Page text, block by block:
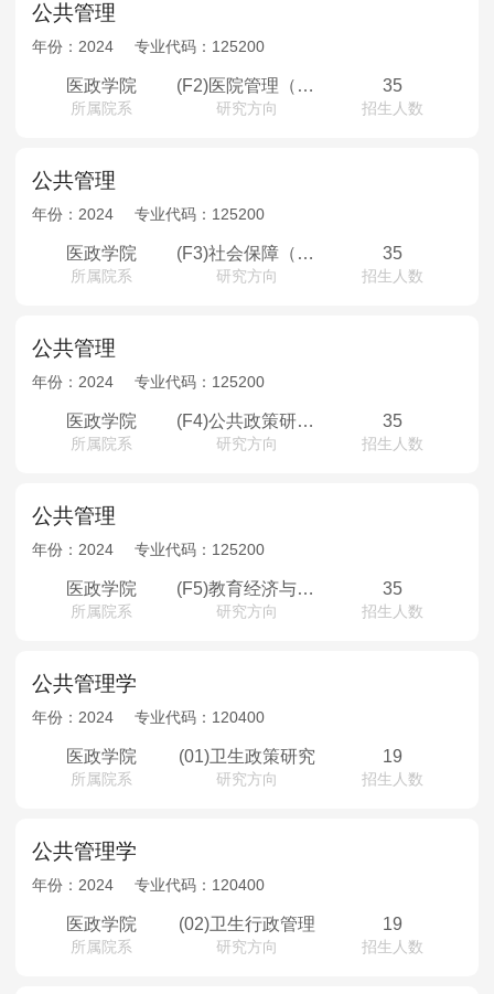
公共管理
年份： 2024 专业代码： 125200
医政学院
所属院系
(F2)医院管理（非全）
研究方向
35
招生人数
公共管理
年份： 2024 专业代码： 125200
医政学院
所属院系
(F3)社会保障（非全）
研究方向
35
招生人数
公共管理
年份： 2024 专业代码： 125200
医政学院
所属院系
(F4)公共政策研究（非全）
研究方向
35
招生人数
公共管理
年份： 2024 专业代码： 125200
医政学院
所属院系
(F5)教育经济与管理（非全）
研究方向
35
招生人数
公共管理学
年份： 2024 专业代码： 120400
医政学院
所属院系
(01)卫生政策研究
研究方向
19
招生人数
公共管理学
年份： 2024 专业代码： 120400
医政学院
所属院系
(02)卫生行政管理
研究方向
19
招生人数